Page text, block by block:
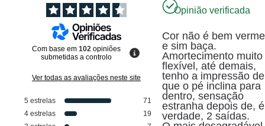
Com base em 102 opiniões
submetidas a controlo
Ver todas as avaliações neste site
5 estrelas
71
4 estrelas
19
Opinião verificada
Cor não é bem
e sim baça.
Amortecimento muito
flexível, até demais,
tenho a impressão de
que o pé inclina para
dentro, sensação
estranha depois de, é
verdade, 2 saídas.